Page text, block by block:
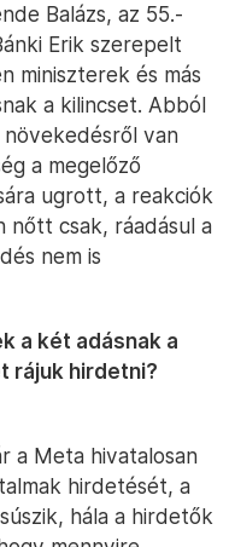
Balázs, az 55.-
Erik szerepelt
miniszterek és más
a kilincset. Abból
növekedésről van
a megelőző
ugrott, a reakciók
nőtt csak, ráadásul a
nem is
a két adásnak a
rájuk hirdetni?
a Meta hivatalosan
hirdetését, a
hála a hirdetők